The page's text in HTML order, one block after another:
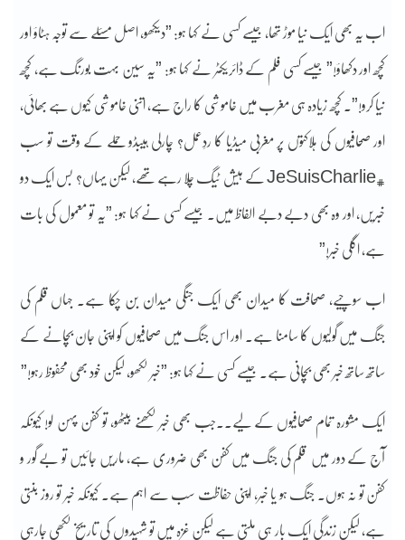
اب یہ بھی ایک نیا موڑ تھا، جیسے کسی نے کہا ہو: ”دیکھو، اصل مسئلے سے توجہ ہٹاؤ اور
کچھ اور دکھاؤ!” جیسے کسی فلم کے ڈائریکٹر نے کہا ہو: ”یہ سین بہت بورنگ ہے، کچھ
نیا کرو!”۔ کچھ زیادہ ہی مغرب میں خاموشی کا راج ہے، اتنی خاموشی کیوں ہے بھائی،
اور صحافیوں کی ہلاکتوں پر مغربی میڈیا کا ردِعمل؟ چارلی ہیبڈو حملے کے وقت تو سب
#JeSuisCharlie کے ہیش ٹیگ چلا رہے تھے، لیکن یہاں؟ بس ایک دو
خبریں، اور وہ بھی دبے دبے الفاظ میں۔ جیسے کسی نے کہا ہو: ”یہ تو معمول کی بات
ہے، اگلی خبر!”
اب سوچیے، صحافت کا میدان بھی ایک جنگی میدان بن چکا ہے۔ جہاں قلم کی
جنگ میں گولیوں کا سامنا ہے۔ اور اس جنگ میں صحافیوں کو اپنی جان بچانے کے
ساتھ ساتھ خبر بھی بچانی ہے۔ جیسے کسی نے کہا ہو: ”خبر لکھو، لیکن خود بھی محفوظ رہو!”
ایک مشورہ تمام صحافیوں کے لیے۔۔جب بھی خبر لکھنے بیٹھو، تو کفن پہن لو! کیونکہ
آج کے دور میں قلم کی جنگ میں کفن بھی ضروری ہے، ماریں جائیں تو بے گور و
کفن تو نہ ہوں۔ جنگ ہو یا خبر، اپنی حفاظت سب سے اہم ہے۔ کیونکہ خبر تو روز بنتی
ہے، لیکن زندگی ایک بار ہی ملتی ہے لیکن غزہ میں تو شہیدوں کی تاریخ لکھی جارہی